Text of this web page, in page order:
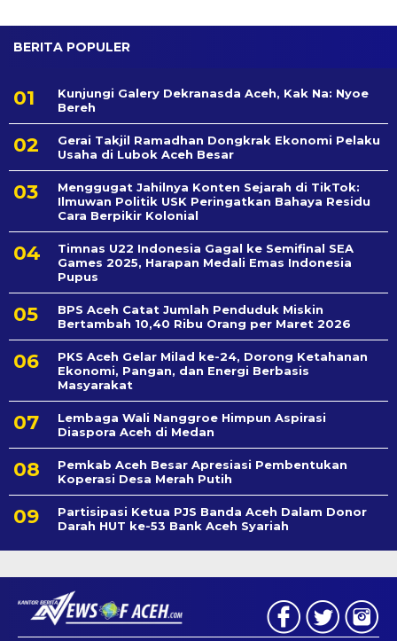
BERITA POPULER
Kunjungi Galery Dekranasda Aceh, Kak Na: Nyoe
Bereh
Gerai Takjil Ramadhan Dongkrak Ekonomi Pelaku
Usaha di Lubok Aceh Besar
Menggugat Jahilnya Konten Sejarah di TikTok:
Ilmuwan Politik USK Peringatkan Bahaya Residu
Cara Berpikir Kolonial
Timnas U22 Indonesia Gagal ke Semifinal SEA
Games 2025, Harapan Medali Emas Indonesia
Pupus
BPS Aceh Catat Jumlah Penduduk Miskin
Bertambah 10,40 Ribu Orang per Maret 2026
PKS Aceh Gelar Milad ke-24, Dorong Ketahanan
Ekonomi, Pangan, dan Energi Berbasis
Masyarakat
Lembaga Wali Nanggroe Himpun Aspirasi
Diaspora Aceh di Medan
Pemkab Aceh Besar Apresiasi Pembentukan
Koperasi Desa Merah Putih
Partisipasi Ketua PJS Banda Aceh Dalam Donor
Darah HUT ke-53 Bank Aceh Syariah